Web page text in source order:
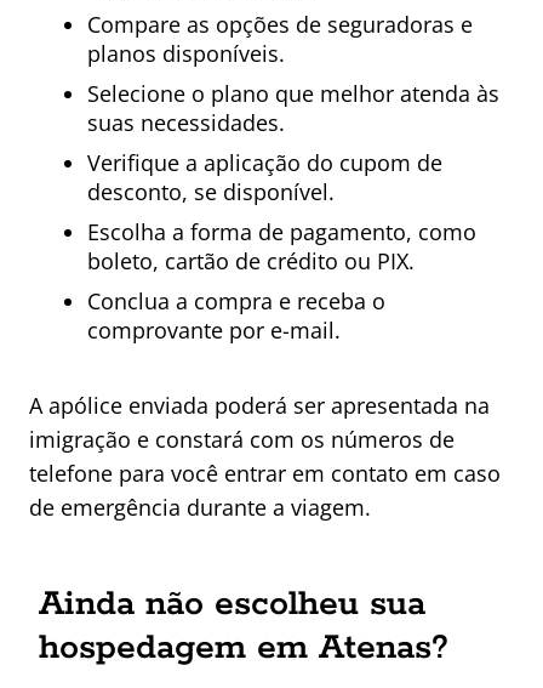
Compare as opções de seguradoras e
planos disponíveis.
Selecione o plano que melhor atenda às
suas necessidades.
Verifique a aplicação do cupom de
desconto, se disponível.
Escolha a forma de pagamento, como
boleto, cartão de crédito ou PIX.
Conclua a compra e receba o
comprovante por e-mail.
A apólice enviada poderá ser apresentada na
imigração e constará com os números de
telefone para você entrar em contato em caso
de emergência durante a viagem.
Ainda não escolheu sua
hospedagem em Atenas?